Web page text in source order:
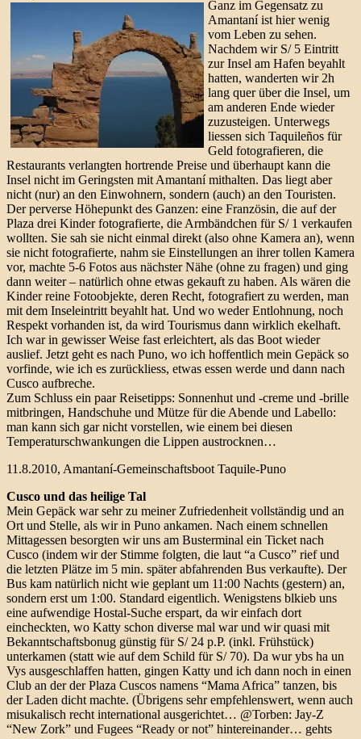
Ganz im Gegensatz zu
Amantaní ist hier wenig
vom Leben zu sehen.
Nachdem wir S/ 5 Eintritt
zur Insel am Hafen beyahlt
hatten, wanderten wir 2h
lang quer über die Insel, um
am anderen Ende wieder
zuzusteigen. Unterwegs
liessen sich Taquileños für
Geld fotografieren, die
Restaurants verlangten hortrende Preise und überhaupt kann die
Insel nicht im Geringsten mit Amantaní mithalten. Das liegt aber
nicht (nur) an den Einwohnern, sondern (auch) an den Touristen.
Der perverse Höhepunkt des Ganzen: eine Französin, die auf der
Plaza drei Kinder fotografierte, die Armbändchen für S/ 1 verkaufen
wollten. Sie sah sie nicht einmal direkt (also ohne Kamera an), wenn
sie nicht fotografierte, nahm sie Einstellungen an ihrer tollen Kamera
vor, machte 5-6 Fotos aus nächster Nähe (ohne zu fragen) und ging
dann weiter – natürlich ohne etwas gekauft zu haben. Als wären die
Kinder reine Fotoobjekte, deren Recht, fotografiert zu werden, man
mit dem Inseleintritt beyahlt hat. Und wo weder Entlohnung, noch
Respekt vorhanden ist, da wird Tourismus dann wirklich ekelhaft.
Ich war in gewisser Weise fast erleichtert, als das Boot wieder
auslief. Jetzt geht es nach Puno, wo ich hoffentlich mein Gepäck so
vorfinde, wie ich es zurückliess, etwas essen werde und dann nach
Cusco aufbreche.
Zum Schluss ein paar Reisetipps: Sonnenhut und -creme und -brille
mitbringen, Handschuhe und Mütze für die Abende und Labello:
man kann sich gar nicht vorstellen, wie einem bei diesen
Temperaturschwankungen die Lippen austrocknen…
11.8.2010, Amantaní-Gemeinschaftsboot Taquile-Puno
Cusco und das heilige Tal
Mein Gepäck war sehr zu meiner Zufriedenheit vollständig und an
Ort und Stelle, als wir in Puno ankamen. Nach einem schnellen
Mittagessen besorgten wir uns am Busterminal ein Ticket nach
Cusco (indem wir der Stimme folgten, die laut “a Cusco” rief und
die letzten Plätze im 5 min. später abfahrenden Bus verkaufte). Der
Bus kam natürlich nicht wie geplant um 11:00 Nachts (gestern) an,
sondern erst um 1:00. Standard eigentlich. Wenigstens blkieb uns
eine aufwendige Hostal-Suche erspart, da wir einfach dort
eincheckten, wo Katty schon diverse mal war und wir quasi mit
Bekanntschaftsbonug günstig für S/ 24 p.P. (inkl. Frühstück)
unterkamen (statt wie auf dem Schild für S/ 70). Da wur ybs ha un
Vys ausgeschlaffen hatten, gingen Katty und ich dann noch in einen
Club an der der Plaza Cuscos namens “Mama Africa” tanzen, bis
der Laden dicht machte. (Übrigens sehr empfehlenswert, wenn auch
misukalisch recht international ausgerichtet… @Torben: Jay-Z
“New Zork” und Fugees “Ready or not” hintereinander… gehts